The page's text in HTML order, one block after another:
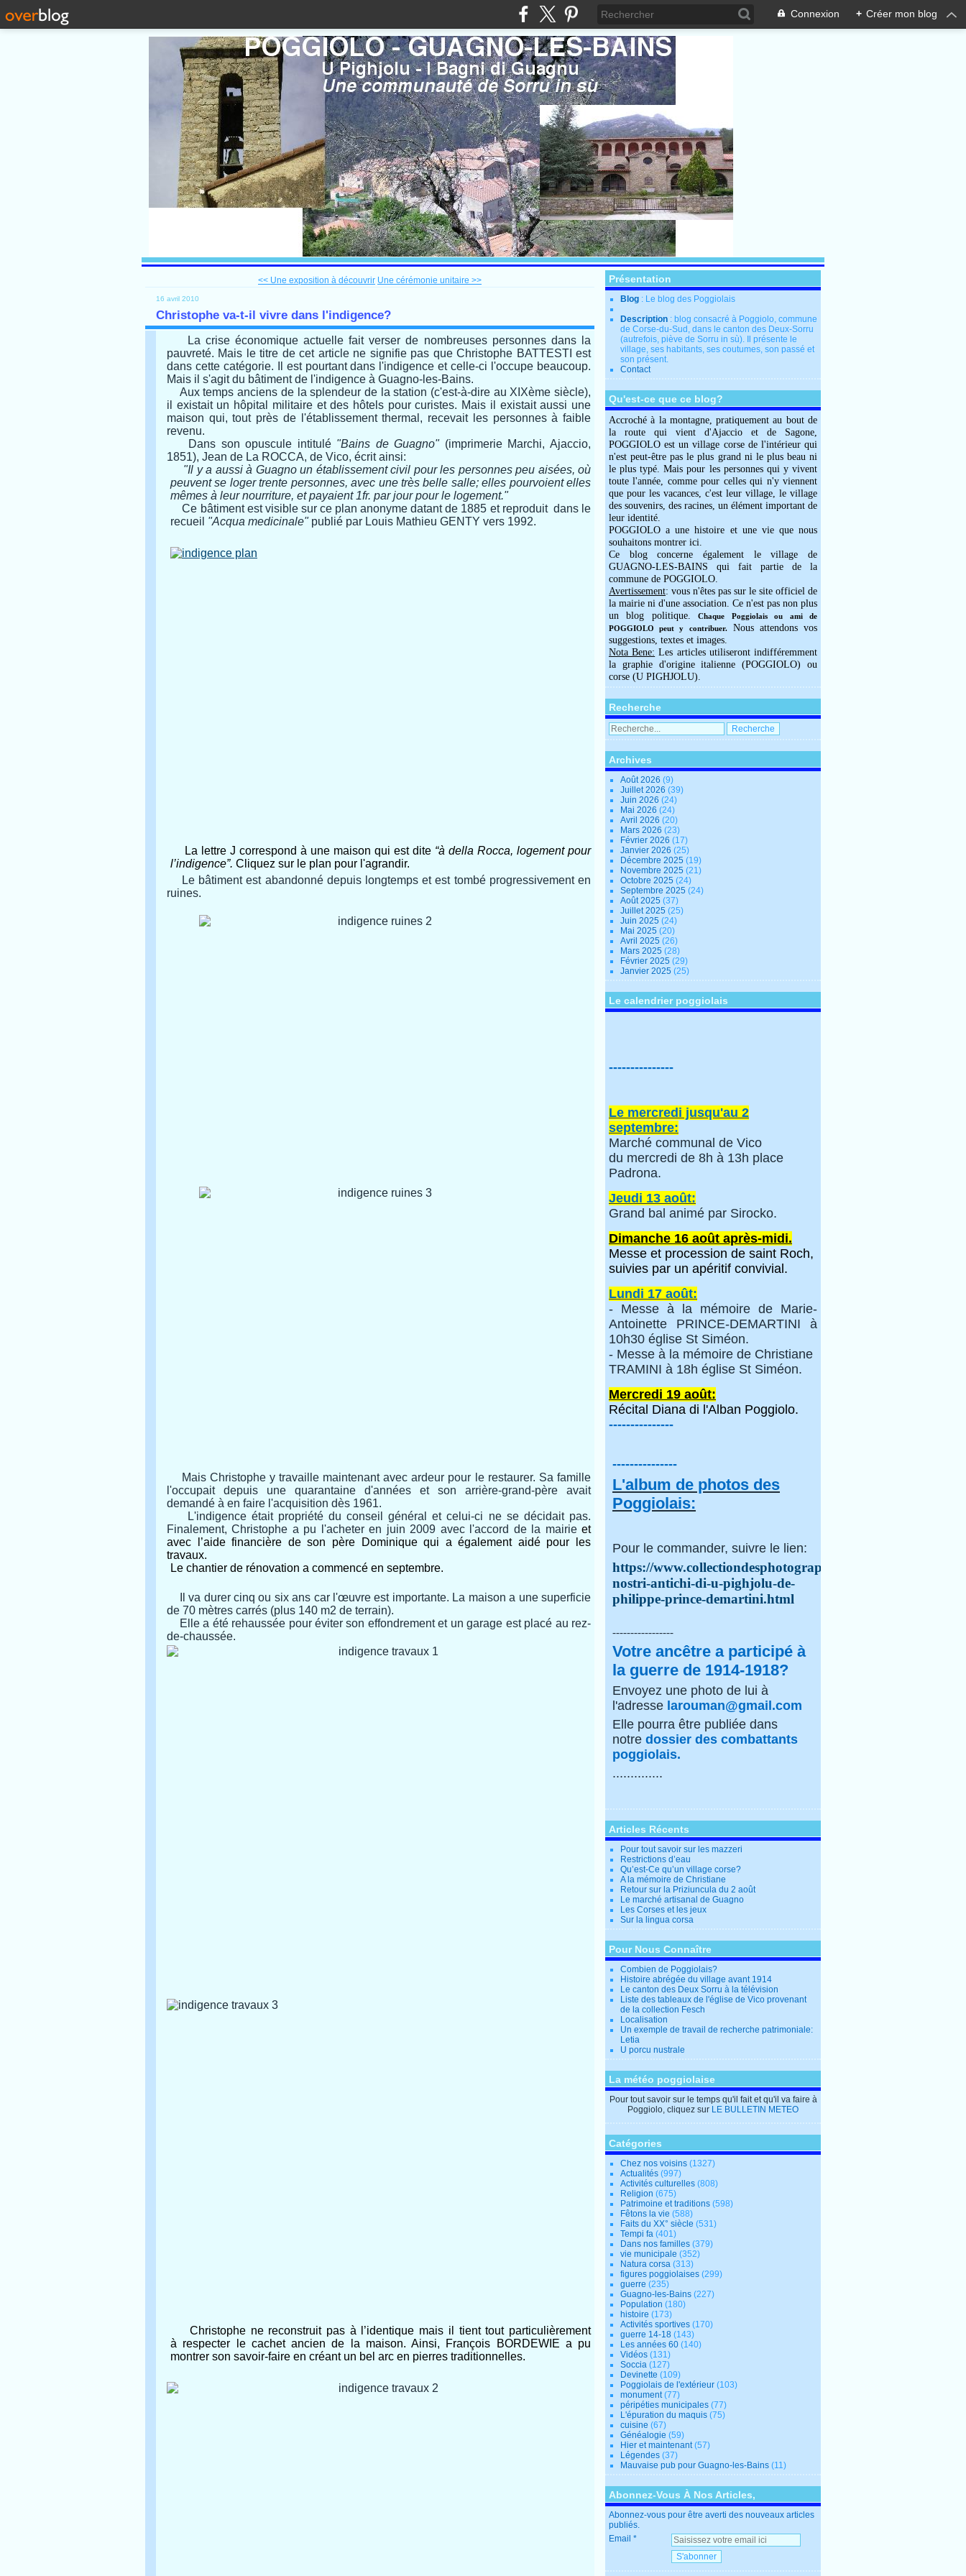
Connexion + Créer mon blog
<< Une exposition à découvrir Une cérémonie unitaire >>
16 avril 2010
Christophe va-t-il vivre dans l'indigence?
La crise économique actuelle fait verser de nombreuses personnes dans la
pauvreté. Mais le titre de cet article ne signifie pas que Christophe BATTESTI est
dans cette catégorie. Il est pourtant dans l'indigence et celle-ci l'occupe beaucoup.
Mais il s'agit du bâtiment de l'indigence à Guagno-les-Bains.
Aux temps anciens de la splendeur de la station (c'est-à-dire au XIXème siècle),
il existait un hôpital militaire et des hôtels pour curistes. Mais il existait aussi une
maison qui, tout près de l'établissement thermal, recevait les personnes à faible
revenu.
Dans son opuscule intitulé "Bains de Guagno"(imprimerie Marchi, Ajaccio,
1851), Jean de La ROCCA, de Vico, écrit ainsi:
"Il y a aussi à Guagno un établissement civil pour les personnes peu aisées, où
peuvent se loger trente personnes, avec une très belle salle; elles pourvoient elles
mêmes à leur nourriture, et payaient 1fr. par jour pour le logement."
Ce bâtiment est visible sur ce plan anonyme datant de 1885 et reproduit dans le
recueil "Acqua medicinale"publié par Louis Mathieu GENTY vers 1992.
La lettre J correspond à une maison qui est dite “à della Rocca, logement pour
l’indigence”. Cliquez sur le plan pour l'agrandir.
Le bâtiment est abandonné depuis longtemps et est tombé progressivement en
ruines.
Mais Christophe y travaille maintenant avec ardeur pour le restaurer. Sa famille
l'occupait depuis une quarantaine d'années et son arrière-grand-père avait
demandé à en faire l'acquisition dès 1961.
L'indigence était propriété du conseil général et celui-ci ne se décidait pas.
Finalement, Christophe a pu l'acheter en juin 2009 avec l'accord de la mairie et
avec l’aide financière de son père Dominique qui a également aidé pour les
travaux.
Le chantier de rénovation a commencé en septembre.
Il va durer cinq ou six ans car l'œuvre est importante. La maison a une superficie
de 70 mètres carrés (plus 140 m2 de terrain).
Elle a été rehaussée pour éviter son effondrement et un garage est placé au rez-
de-chaussée.
Christophe ne reconstruit pas à l’identique mais il tient tout particulièrement
à respecter le cachet ancien de la maison. Ainsi, François BORDEWIE a pu
montrer son savoir-faire en créant un bel arc en pierres traditionnelles.
Présentation
Blog : Le blog des Poggiolais
Description : blog consacré à Poggiolo, commune
de Corse-du-Sud, dans le canton des Deux-Sorru
(autrefois, piève de Sorru in sù). Il présente le
village, ses habitants, ses coutumes, son passé et
son présent.
Contact
Qu'est-ce que ce blog?
Accroché à la montagne, pratiquement au bout de
la route qui vient d'Ajaccio et de Sagone,
POGGIOLO est un village corse de l'intérieur qui
n'est peut-être pas le plus grand ni le plus beau ni
le plus typé. Mais pour les personnes qui y vivent
toute l'année, comme pour celles qui n'y viennent
que pour les vacances, c'est leur village, le village
des souvenirs, des racines, un élément important de
leur identité.
POGGIOLO a une histoire et une vie que nous
souhaitons montrer ici.
Ce blog concerne également le village de
GUAGNO-LES-BAINS qui fait partie de la
commune de POGGIOLO.
Avertissement: vous n'êtes pas sur le site officiel de
la mairie ni d'une association. Ce n'est pas non plus
un blog politique.Chaque Poggiolais ou ami de
POGGIOLO peut y contribuer.Nous attendons vos
suggestions, textes et images.
Nota Bene: Les articles utiliseront indifféremment
la graphie d'origine italienne (POGGIOLO) ou
corse (U PIGHJOLU).
Recherche
Archives
Août 2026 (9)
Juillet 2026 (39)
Juin 2026 (24)
Mai 2026 (24)
Avril 2026 (20)
Mars 2026 (23)
Février 2026 (17)
Janvier 2026 (25)
Décembre 2025 (19)
Novembre 2025 (21)
Octobre 2025 (24)
Septembre 2025 (24)
Août 2025 (37)
Juillet 2025 (25)
Juin 2025 (24)
Mai 2025 (20)
Avril 2025 (26)
Mars 2025 (28)
Février 2025 (29)
Janvier 2025 (25)
Le calendrier poggiolais
---------------
Le mercredi jusqu'au 2
septembre:
Marché communal de Vico
du mercredi de 8h à 13h place
Padrona.
Jeudi 13 août:
Grand bal animé par Sirocko.
Dimanche 16 août après-midi.
Messe et procession de saint Roch,
suivies par un apéritif convivial.
Lundi 17 août:
- Messe à la mémoire de Marie-
Antoinette PRINCE-DEMARTINI à
10h30 église St Siméon.
- Messe à la mémoire de Christiane
TRAMINI à 18h église St Siméon.
Mercredi 19 août:
Récital Diana di l'Alban Poggiolo.
---------------
---------------
L'album de photos des
Poggiolais:
Pour le commander, suivre le lien:
https://www.collectiondesphotographes.com/i-
nostri-antichi-di-u-pighjolu-de-
philippe-prince-demartini.html
-----------------
Votre ancêtre a participé à
la guerre de 1914-1918?
Envoyez une photo de lui à
l'adresse larouman@gmail.com
Elle pourra être publiée dans
notre dossier des combattants
poggiolais.
..............
Articles Récents
Pour tout savoir sur les mazzeri
Restrictions d’eau
Qu’est-Ce qu’un village corse?
A la mémoire de Christiane
Retour sur la Priziuncula du 2 août
Le marché artisanal de Guagno
Les Corses et les jeux
Sur la lingua corsa
Pour Nous Connaître
Combien de Poggiolais?
Histoire abrégée du village avant 1914
Le canton des Deux Sorru à la télévision
Liste des tableaux de l'église de Vico provenant
de la collection Fesch
Localisation
Un exemple de travail de recherche patrimoniale:
Letia
U porcu nustrale
La météo poggiolaise
Pour tout savoir sur le temps qu'il fait et qu'il va faire à
Poggiolo, cliquez sur LE BULLETIN METEO
Catégories
Chez nos voisins (1327)
Actualités (997)
Activités culturelles (808)
Religion (675)
Patrimoine et traditions (598)
Fêtons la vie (588)
Faits du XX° siècle (531)
Tempi fa (401)
Dans nos familles (379)
vie municipale (352)
Natura corsa (313)
figures poggiolaises (299)
guerre (235)
Guagno-les-Bains (227)
Population (180)
histoire (173)
Activités sportives (170)
guerre 14-18 (143)
Les années 60 (140)
Vidéos (131)
Soccia (127)
Devinette (109)
Poggiolais de l'extérieur (103)
monument(77)
péripéties municipales (77)
L'épuration du maquis (75)
cuisine (67)
Généalogie (59)
Hier et maintenant(57)
Légendes (37)
Mauvaise pub pour Guagno-les-Bains (11)
Abonnez-Vous À Nos Articles,
Abonnez-vous pour être averti des nouveaux articles
publiés.
Email